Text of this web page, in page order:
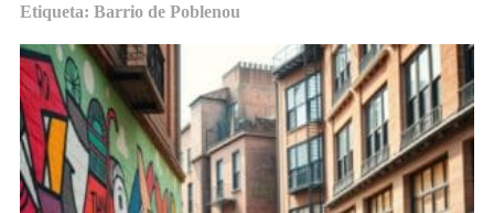
Etiqueta: Barrio de Poblenou